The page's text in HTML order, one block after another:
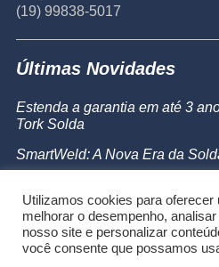
(19) 99838-5017
Últimas Novidades
Estenda a garantia em até 3
Tork Solda
SmartWeld: A Nova Era da
Powermax 45 SYNC
Utilizamos cookies para oferecer
melhorar o desempenho,
nosso site e personalizar
você consente que possamos